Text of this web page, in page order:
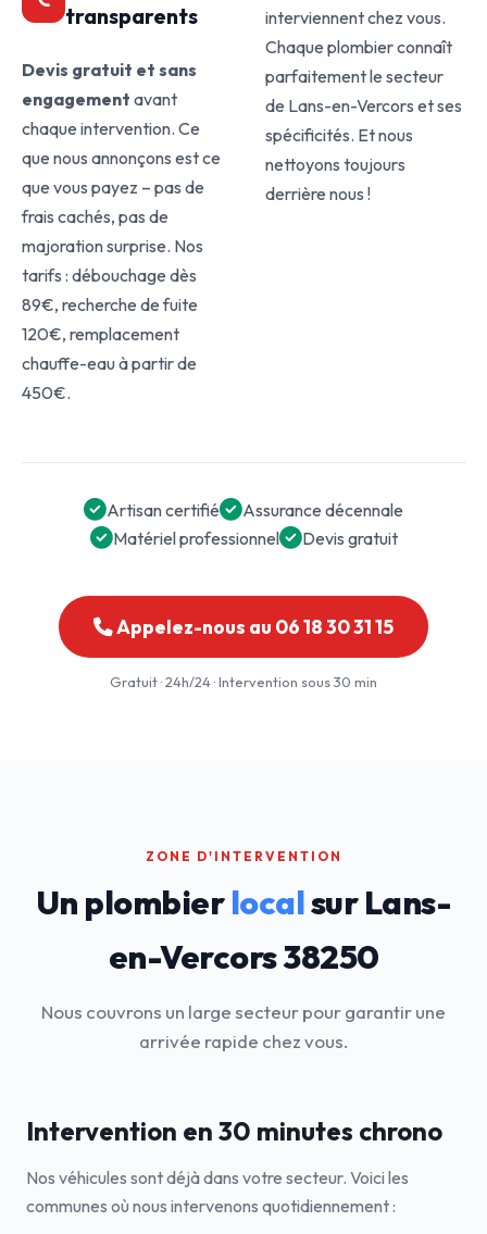
transparents
Devis gratuit et sans
engagement avant
chaque intervention. Ce
que nous annonçons est ce
que vous payez – pas de
frais cachés, pas de
majoration surprise. Nos
tarifs : débouchage dès
89€, recherche de fuite
120€, remplacement
chauffe-eau à partir de
450€.
interviennent chez vous.
Chaque plombier connaît
parfaitement le secteur
de Lans-en-Vercors et ses
spécificités. Et nous
nettoyons toujours
derrière nous !
Artisan certifié
Assurance décennale
Matériel professionnel
Devis gratuit
Appelez-nous au 06 18 30 31 15
Gratuit · 24h/24 · Intervention sous 30 min
ZONE D'INTERVENTION
Un plombierlocalsur Lans-
en-Vercors 38250
Nous couvrons un large secteur pour garantir une
arrivée rapide chez vous.
Intervention en 30 minutes chrono
Nos véhicules sont déjà dans votre secteur. Voici les
communes où nous intervenons quotidiennement :